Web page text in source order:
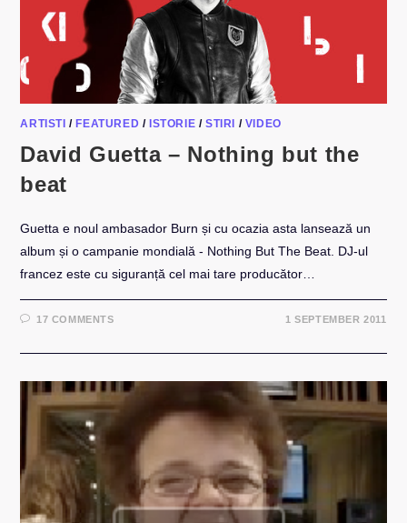
ARTISTI / FEATURED / ISTORIE /STIRI / VIDEO
David Guetta – Nothing but the
beat
Guetta e noul ambasador Burn și cu ocazia asta lansează un
album și o campanie mondială - Nothing But The Beat. DJ-ul
francez este cu siguranță cel mai tare producător…
17 COMMENTS 1 SEPTEMBER 2011